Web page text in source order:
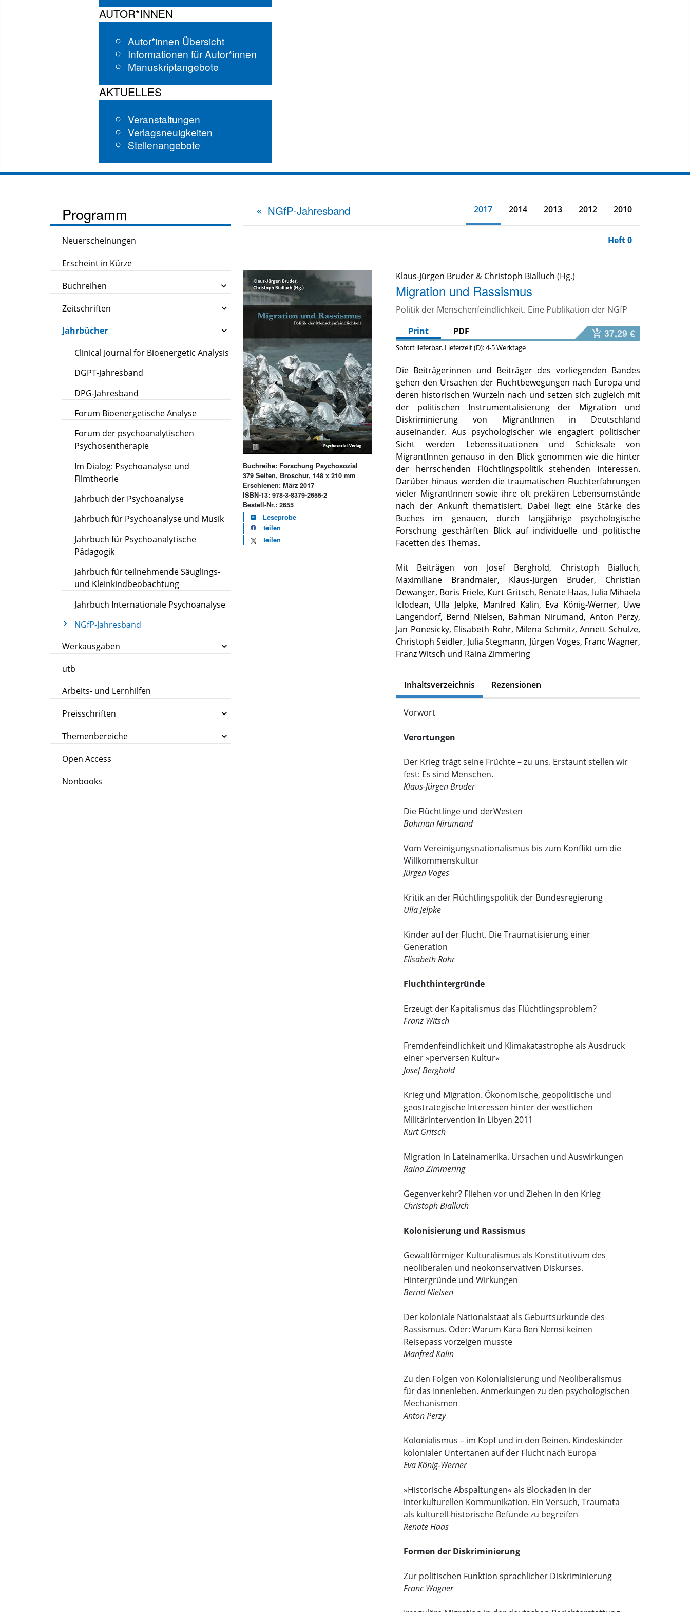
AUTOR*INNEN
Autor*innen Übersicht
Informationen für Autor*innen
Manuskriptangebote
AKTUELLES
Veranstaltungen
Verlagsneuigkeiten
Stellenangebote
Programm
Neuerscheinungen
Erscheint in Kürze
Buchreihen
Zeitschriften
Jahrbücher
Clinical Journal for Bioenergetic Analysis
DGPT-Jahresband
DPG-Jahresband
Forum Bioenergetische Analyse
Forum der psychoanalytischen
Psychosentherapie
Im Dialog: Psychoanalyse und
Filmtheorie
Jahrbuch der Psychoanalyse
Jahrbuch für Psychoanalyse und Musik
Jahrbuch für Psychoanalytische
Pädagogik
Jahrbuch für teilnehmende Säuglings-
und Kleinkindbeobachtung
Jahrbuch Internationale Psychoanalyse
NGfP-Jahresband
Werkausgaben
utb
Arbeits- und Lernhilfen
Preisschriften
Themenbereiche
Open Access
Nonbooks
NGfP-Jahresband 2017 2014 2013 2012 2010
Heft 0
Buchreihe: Forschung Psychosozial
379 Seiten, Broschur, 148 x 210 mm
Erschienen: März 2017
ISBN-13: 978-3-8379-2655-2
Bestell-Nr.: 2655
Leseprobe
teilen
teilen
Klaus-Jürgen Bruder & Christoph Bialluch
Migration und Rassismus
Politik der Menschenfeindlichkeit. Eine Publikation der NGfP
Print
PDF 37,29 €
Sofort lieferbar. Lieferzeit (D): 4-5 Werktage
Die Beiträgerinnen und Beiträger des vorliegenden Bandes
gehen den Ursachen der Fluchtbewegungen nach Europa und
deren historischen Wurzeln nach und setzen sich zugleich mit
der politischen Instrumentalisierung der Migration und
Diskriminierung von MigrantInnen in Deutschland
auseinander. Aus psychologischer wie engagiert politischer
Sicht werden Lebenssituationen und Schicksale von
MigrantInnen genauso in den Blick genommen wie die hinter
der herrschenden Flüchtlingspolitik stehenden Interessen.
Darüber hinaus werden die traumatischen Fluchterfahrungen
vieler MigrantInnen sowie ihre oft prekären Lebensumstände
nach der Ankunft thematisiert. Dabei liegt eine Stärke des
Buches im genauen, durch langjährige psychologische
Forschung geschärften Blick auf individuelle und politische
Facetten des Themas.
Mit Beiträgen von Josef Berghold, Christoph Bialluch,
Maximiliane Brandmaier, Klaus-Jürgen Bruder, Christian
Dewanger, Boris Friele, Kurt Gritsch, Renate Haas, Iulia Mihaela
Iclodean, Ulla Jelpke, Manfred Kalin, Eva König-Werner, Uwe
Langendorf, Bernd Nielsen, Bahman Nirumand, Anton Perzy,
Jan Ponesicky, Elisabeth Rohr, Milena Schmitz, Annett Schulze,
Christoph Seidler, Julia Stegmann, Jürgen Voges, Franc Wagner,
Franz Witsch und Raina Zimmering
Inhaltsverzeichnis Rezensionen
Vorwort
Verortungen
Der Krieg trägt seine Früchte – zu uns. Erstaunt stellen wir
fest: Es sind Menschen.
Klaus-Jürgen Bruder
Die Flüchtlinge und derWesten
Bahman Nirumand
Vom Vereinigungsnationalismus bis zum Konflikt um die
Willkommenskultur
Jürgen Voges
Kritik an der Flüchtlingspolitik der Bundesregierung
Ulla Jelpke
Kinder auf der Flucht. Die Traumatisierung einer
Generation
Elisabeth Rohr
Fluchthintergründe
Erzeugt der Kapitalismus das Flüchtlingsproblem?
Franz Witsch
Fremdenfeindlichkeit und Klimakatastrophe als Ausdruck
einer »perversen Kultur«
Josef Berghold
Krieg und Migration. Ökonomische, geopolitische und
geostrategische Interessen hinter der westlichen
Militärintervention in Libyen 2011
Kurt Gritsch
Migration in Lateinamerika. Ursachen und Auswirkungen
Raina Zimmering
Gegenverkehr? Fliehen vor und Ziehen in den Krieg
Christoph Bialluch
Kolonisierung und Rassismus
Gewaltförmiger Kulturalismus als Konstitutivum des
neoliberalen und neokonservativen Diskurses.
Hintergründe und Wirkungen
Bernd Nielsen
Der koloniale Nationalstaat als Geburtsurkunde des
Rassismus. Oder: Warum Kara Ben Nemsi keinen
Reisepass vorzeigen musste
Manfred Kalin
Zu den Folgen von Kolonialisierung und Neoliberalismus
für das Innenleben. Anmerkungen zu den psychologischen
Mechanismen
Anton Perzy
Kolonialismus – im Kopf und in den Beinen. Kindeskinder
kolonialer Untertanen auf der Flucht nach Europa
Eva König-Werner
»Historische Abspaltungen« als Blockaden in der
interkulturellen Kommunikation. Ein Versuch, Traumata
als kulturell-historische Befunde zu begreifen
Renate Haas
Formen der Diskriminierung
Zur politischen Funktion sprachlicher Diskriminierung
Franc Wagner